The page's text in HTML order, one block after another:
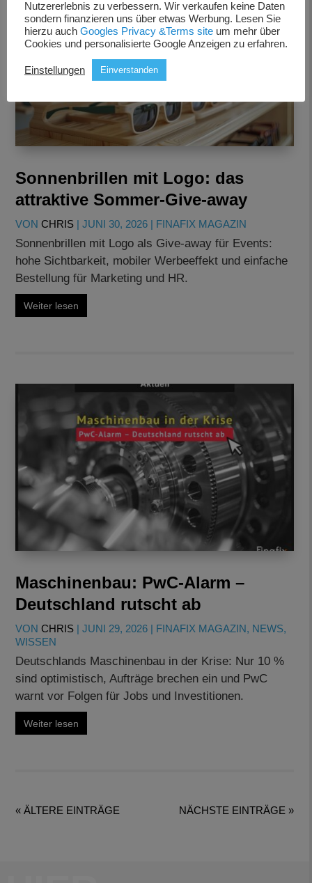
Sonnenbrillen mit Logo: das
attraktive Sommer-Give-away
VONCHRIS |JUNI 30, 2026 | FINAFIX MAGAZIN
Sonnenbrillen mit Logo als Give-away für Events:
hohe Sichtbarkeit, mobiler Werbeeffekt und einfache
Bestellung für Marketing und HR.
Weiter lesen
Maschinenbau: PwC-Alarm –
Deutschland rutscht ab
VONCHRIS |JUNI 29, 2026 | FINAFIX MAGAZIN, NEWS,
WISSEN
Deutschlands Maschinenbau in der Krise: Nur 10 %
sind optimistisch, Aufträge brechen ein und PwC
warnt vor Folgen für Jobs und Investitionen.
Weiter lesen
« ÄLTERE EINTRÄGE NÄCHSTE EINTRÄGE »
Nutzererlebnis zu verbessern. Wir verkaufen keine Daten
sondern finanzieren uns über etwas Werbung. Lesen Sie
hierzu auch Googles Privacy &Terms site um mehr über
Cookies und personalisierte Google Anzeigen zu erfahren.
Einstellungen Einverstanden